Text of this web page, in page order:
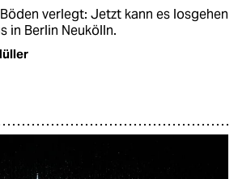
verlegt: Jetzt kann es losgehen
in Berlin Neukölln.